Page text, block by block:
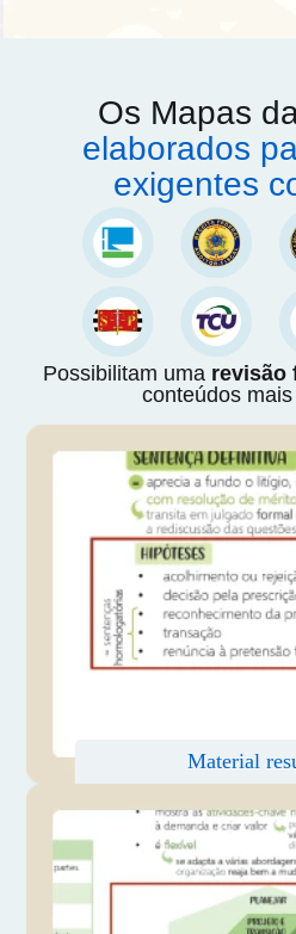
Os Mapas
elaborados
exigentes
Possibilitam uma revisão
conteúdos